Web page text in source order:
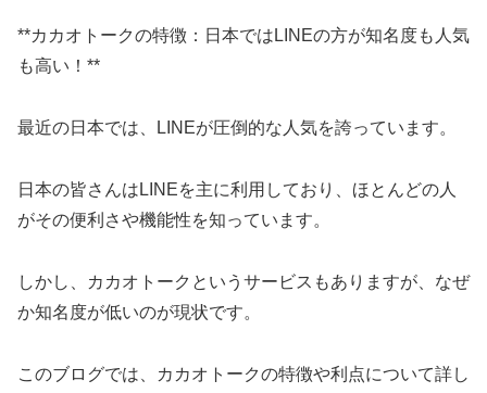
**カカオトークの特徴：日本ではLINEの方が知名度も人気
も高い！**
最近の日本では、LINEが圧倒的な人気を誇っています。
日本の皆さんはLINEを主に利用しており、ほとんどの人
がその便利さや機能性を知っています。
しかし、カカオトークというサービスもありますが、なぜ
か知名度が低いのが現状です。
このブログでは、カカオトークの特徴や利点について詳し